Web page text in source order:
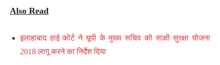
Also Read
इलाहाबाद हाई कोर्ट ने यूपी के मुख्य सचिव को साक्षी सुरक्षा योजना
2018 लागू करने का निर्देश दिया